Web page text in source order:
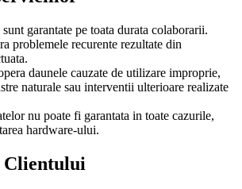
garantate pe toata durata colaborarii.
problemele recurente rezultate din
daunele cauzate de utilizare improprie,
naturale sau interventii ulterioare realizate
nu poate fi garantata in toate cazurile,
hardware-ului.
Clientului